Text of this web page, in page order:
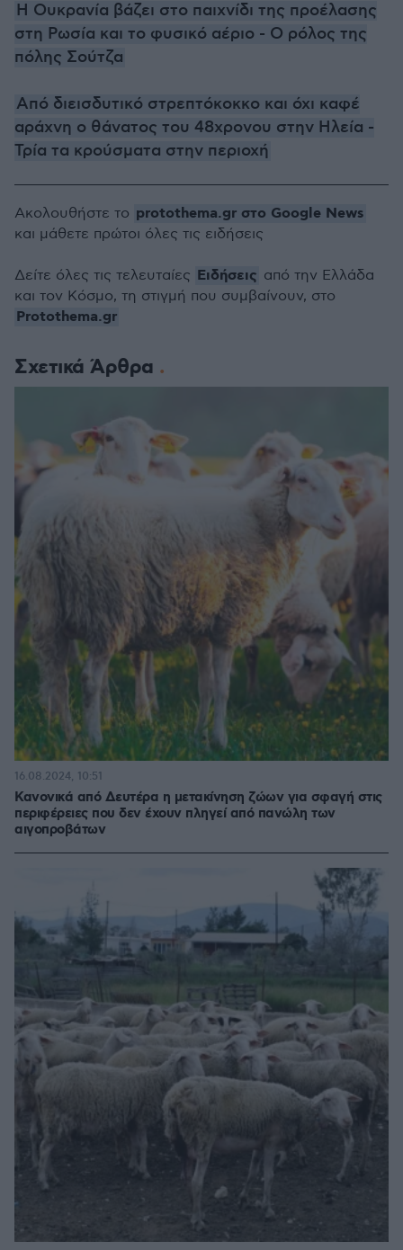
H Ουκρανία βάζει στο παιχνίδι της προέλασης
στη Ρωσία και το φυσικό αέριο - Ο ρόλος της
πόλης Σούτζα
Από διεισδυτικό στρεπτόκοκκο και όχι καφέ
αράχνη ο θάνατος του 48χρονου στην Ηλεία -
Τρία τα κρούσματα στην περιοχή
Σχετικά Άρθρα
Κανονικά από Δευτέρα η μετακίνηση ζώων για σφαγή στις
περιφέρειες που δεν έχουν πληγεί από πανώλη των
αιγοπροβάτων
16.08.2024, 10:51
Ακολουθήστε το protothema.gr στο Google News
και μάθετε πρώτοι όλες τις ειδήσεις
Δείτε όλες τις τελευταίες Ειδήσεις από την Ελλάδα
και τον Κόσμο, τη στιγμή που συμβαίνουν, στο
Protothema.gr